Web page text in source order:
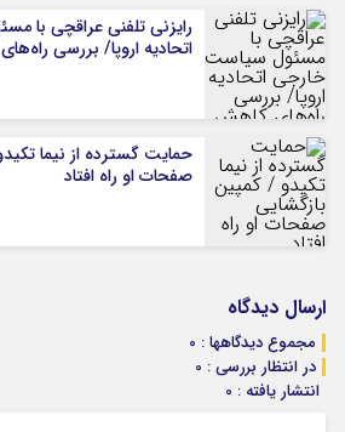
رایزنی تلفنی عراقچی با
اتحادیه اروپا/ بررسی
حمایت گسترده از نیما
صفحات او راه افتاد
ارسال دیدگاه
مجموع دیدگاهها : 0
در انتظار بررسی : 0
انتشار یافته : 0